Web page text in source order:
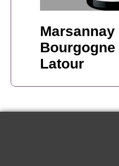
Marsannay
Latour